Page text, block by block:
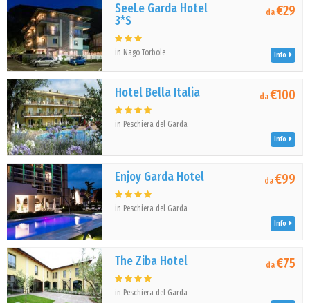
SeeLe Garda Hotel
3*S
in Nago Torbole
da€29
Info
Hotel Bella Italia
in Peschiera del Garda
da€100
Info
Enjoy Garda Hotel
in Peschiera del Garda
da€99
Info
The Ziba Hotel
in Peschiera del Garda
da€75